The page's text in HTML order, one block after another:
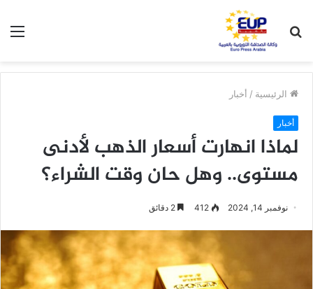
عن
الرئيسية / أخبار
أخبار
لماذا انهارت أسعار الذهب لأدنى
مستوى.. وهل حان وقت الشراء؟
نوفمبر 14, 2024 412